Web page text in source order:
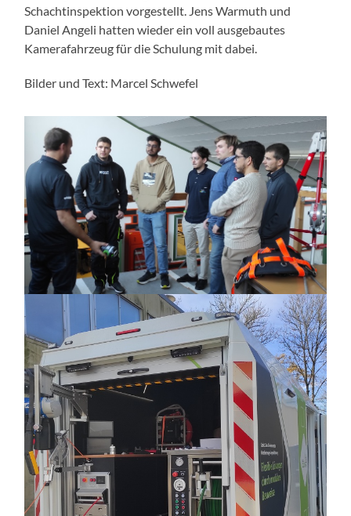
Schachtinspektion vorgestellt. Jens Warmuth und
Daniel Angeli hatten wieder ein voll ausgebautes
Kamerafahrzeug für die Schulung mit dabei.
Bilder und Text: Marcel Schwefel